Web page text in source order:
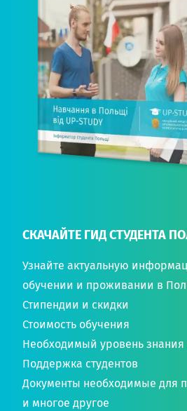
СКАЧАЙТЕ ГИД СТУДЕНТА
Узнайте актуальную
обучении и проживании в
Стипендии и скидки
Стоимость обучения
Необходимый уровень знания
Поддержка студентов
Документы необходимые для
и многое другое